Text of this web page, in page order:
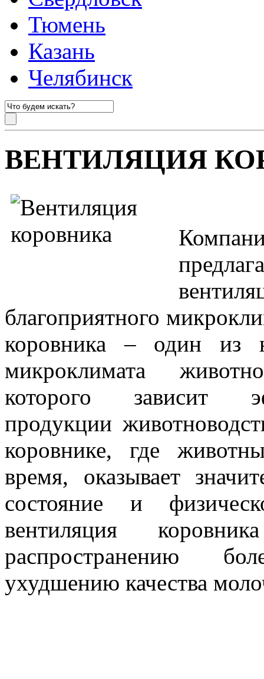
Тюмень
Казань
Челябинск
ВЕНТИЛЯЦИЯ
благоприятного
коровника – один из
микроклимата
которого зависит
продукции
коровнике, где
время, оказывает
состояние и
вентиляция
распространению
ухудшению качества